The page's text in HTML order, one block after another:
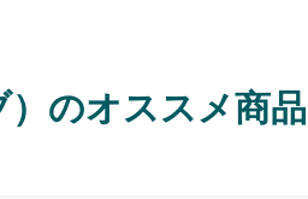
のオススメ商